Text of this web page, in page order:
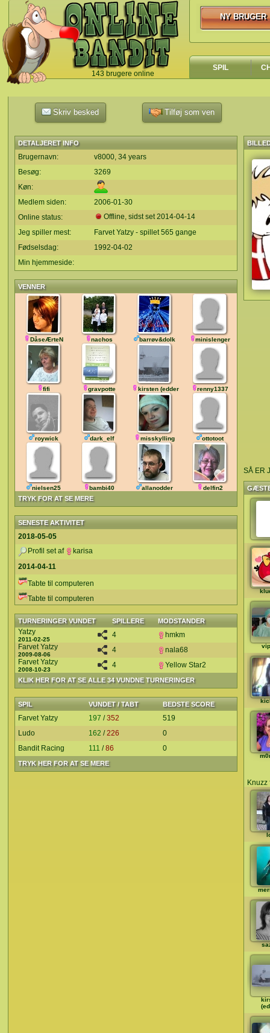
143 brugere online
`
NY BRUGER
NY BRUGER
SPIL
Skriv besked Tilføj som ven
DETALJERET INFO
Brugernavn:
v8000, 34 years
Besøg:
3269
Køn:
Medlem siden:
2006-01-30
Online status:
Offline, sidst set2014-04-14
Jeg spiller mest:
Farvet Yatzy - spillet 565 gange
Fødselsdag:
1992-04-02
Min hjemmeside:
VENNER
TRYK FOR AT SE MERE
DåseÆrteN nachos barrøv&dolk minislenger
fifi gravpotte kirsten (edder) renny1337
roywick dark_elf misskylling ottotoot
nielsen25 bambi40 allanodder delfin2
SENESTE AKTIVITET
2018-05-05
Profil set af
karisa
2014-04-11
Tabte til computeren
Tabte til computeren
TURNERINGER VUNDET SPILLERE MODSTANDER
KLIK HER FOR AT SE ALLE 34 VUNDNE TURNERINGER
Yatzy
2011-02-25
4
hmkm
Farvet Yatzy
2009-08-06
4
nala68
Farvet Yatzy
2008-10-23
4 Yellow Star2
SPIL VUNDET / TABT BEDSTE SCORE
TRYK HER FOR AT SE MERE
Farvet Yatzy 197 /352
519
Ludo
162 /226
0
Bandit Racing
111 /86 0
SÅ ER
Knuzz